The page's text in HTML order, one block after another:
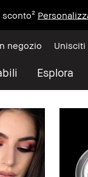
Esplora
negozio Unisciti